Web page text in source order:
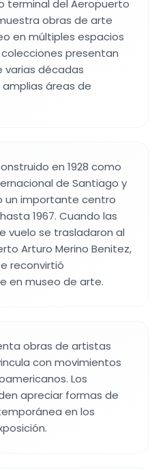
terminal del Aeropuerto
obras de arte
en múltiples espacios
presentan
varias décadas
áreas de
en 1928 como
de Santiago y
un importante centro
1967. Cuando las
vuelo se trasladaron al
Arturo Merino Benitez,
reconvirtió
en museo de arte.
obras de artistas
con movimientos
Los
apreciar formas de
en los